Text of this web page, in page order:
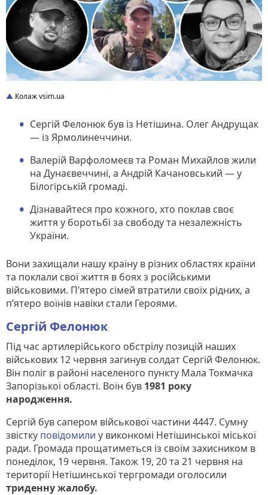
Колаж vsim.ua
Сергій Фелонюк був із Нетішина. Олег Андрущак
— із Ярмолинеччини.
Валерій Варфоломеєв та Роман Михайлов жили
на Дунаєвеччині, а Андрій Качановський — у
Білогірській громаді.
Дізнавайтеся про кожного, хто поклав своє
життя у боротьбі за свободу та незалежність
України.
Вони захищали нашу країну в різних областях країни
та поклали свої життя в боях з російськими
військовими. П’ятеро сімей втратили своїх рідних, а
п’ятеро воїнів навіки стали Героями.
Сергій Фелонюк
Під час артилерійського обстрілу позицій наших
військових 12 червня загинув солдат Сергій Фелонюк.
Він поліг в районі населеного пункту Мала Токмачка
Запорізької області. Воїн був 1981 року
народження.
Сергій був сапером військової частини 4447. Сумну
звістку повідомили у виконкомі Нетішинської міської
ради. Громада прощатиметься із своїм захисником в
понеділок, 19 червня. Також 19, 20 та 21 червня на
території Нетішинської тергромади оголосили
триденну жалобу.